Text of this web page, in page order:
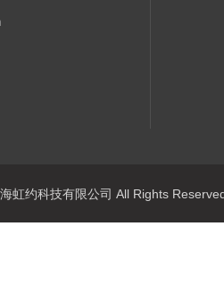
虹约科技有限公司 All Rights